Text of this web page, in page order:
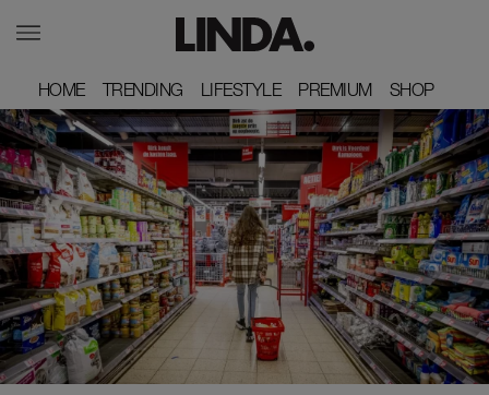
HOME
HOME TRENDING
TRENDING LIFESTYLE
LIFESTYLE PREMIUM
PREMIUM SHOP
SHOP